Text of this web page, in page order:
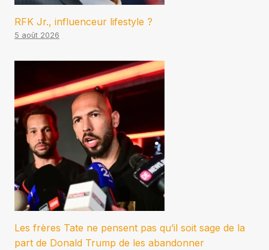
RFK Jr., influenceur lifestyle ?
5 août 2026
Les frères Tate ne pensent pas qu’il soit sage de la
part de Donald Trump de les abandonner